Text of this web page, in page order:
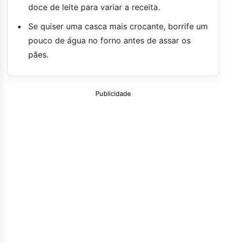
doce de leite para variar a receita.
Se quiser uma casca mais crocante, borrife um
pouco de água no forno antes de assar os
pães.
Publicidade